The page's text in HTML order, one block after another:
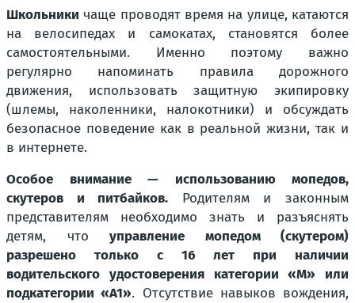
Школьники чаще проводят время на улице, катаются
на велосипедах и самокатах, становятся более
самостоятельными. Именно поэтому важно
регулярно напоминать правила дорожного
движения, использовать защитную экипировку
(шлемы, наколенники, налокотники) и обсуждать
безопасное поведение как в реальной жизни, так и
в интернете.
Особое внимание — использованию мопедов,
скутеров и питбайков. Родителям и законным
представителям необходимо знать и разъяснять
детям, что управление мопедом (скутером)
разрешено только с 16 лет при наличии
водительского удостоверения категории «М» или
подкатегории «А1». Отсутствие навыков вождения,